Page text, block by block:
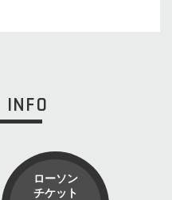
INFO
ローソン
チケット